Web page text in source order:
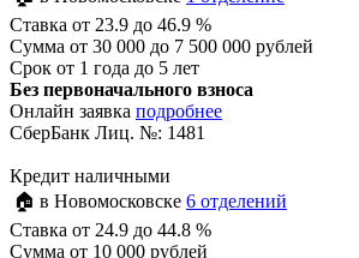
Ставка от 23.9 до 46.9 %
Сумма от 30 000 до 7 500 000 рублей
Срок от 1 года до 5 лет
Без первоначального взноса
Онлайн заявка подробнее
СберБанк Лиц. №: 1481
Кредит наличными
🏠 в Новомосковске 6 отделений
Ставка от 24.9 до 44.8 %
Сумма от 10 000 рублей